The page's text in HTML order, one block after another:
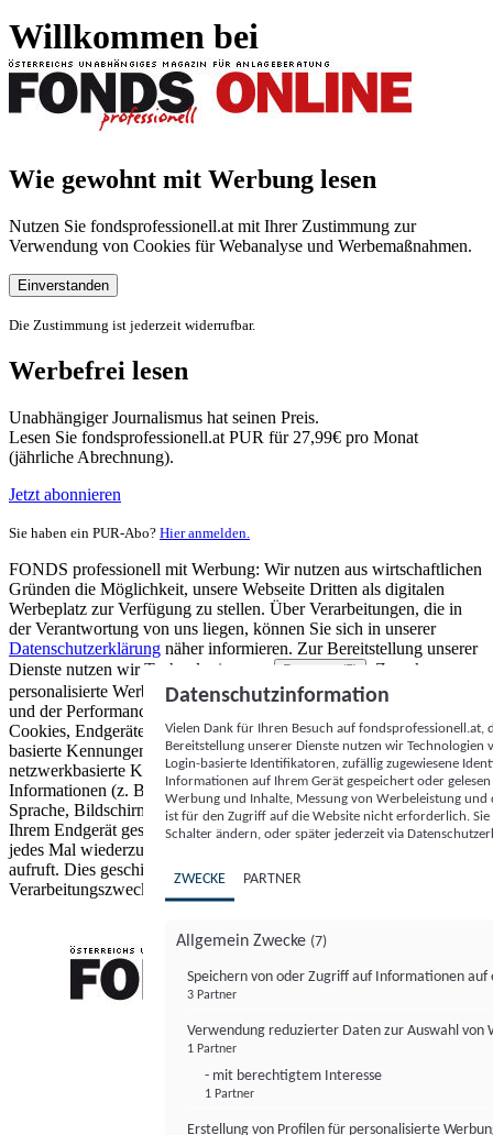
Willkommen bei
Wie gewohnt mit Werbung lesen
Nutzen Sie fondsprofessionell.at mit Ihrer Zustimmung zur
Verwendung von Cookies für Webanalyse und Werbemaßnahmen.
Einverstanden
Die Zustimmung ist jederzeit widerrufbar.
Werbefrei lesen
Unabhängiger Journalismus hat seinen Preis.
Lesen Sie fondsprofessionell.at PUR für 27,99€ pro Monat
(jährliche Abrechnung).
Jetzt abonnieren
Sie haben ein PUR-Abo? Hier anmelden.
FONDS professionell mit Werbung: Wir nutzen aus wirtschaftlichen
Gründen die Möglichkeit, unsere Webseite Dritten als digitalen
Werbeplatz zur Verfügung zu stellen. Über Verarbeitungen, die in
der Verantwortung von uns liegen, können Sie sich in unserer
Datenschutzerklärung näher informieren. Zur Bereitstellung unserer
Dienste nutzen wir Technologien von
Partnern (5)
. Zwecke:
personalisierte Werbung und Inhalte, Messung von Werbeleistung
und der Performance von Inhalten sowie Zielgruppenforschung.
Cookies, Endgeräte- oder ähnliche Online-Kennungen (z. B. login-
basierte Kennungen, zufällig generierte Kennungen,
netzwerkbasierte Kennungen) können zusammen mit anderen
Informationen (z. B. Browsertyp und Browserinformationen,
Sprache, Bildschirmgröße, unterstützte Technologien usw.) auf
Ihrem Endgerät gespeichert oder von dort ausgelesen werden, um es
jedes Mal wiederzuerkennen, wenn es eine App oder einer Webseite
aufruft. Dies geschieht für einen oder mehrere der hier aufgeführten
Verarbeitungszwecke.
Datenschutzinformation
Vielen Dank für Ihren Besuch auf
Bereitstellung unserer Dienste nutzen wir Technologien
Login-basierte Identifikatoren, zufällig zugewiesene
Informationen auf Ihrem Gerät gespeichert oder
Werbung und Inhalte, Messung von Werbeleistung
ist für den Zugriff auf die Website nicht erforderlich.
Schalter ändern, oder später jederzeit via
ZWECKE PARTNER
Allgemein Zwecke (7)
Speichern von oder Zugriff auf Informationen auf
3 Partner
Verwendung reduzierter Daten zur Auswahl von
1 Partner
- mit berechtigtem Interesse
1 Partner
Erstellung von Profilen für personalisierte
FONDS professionell